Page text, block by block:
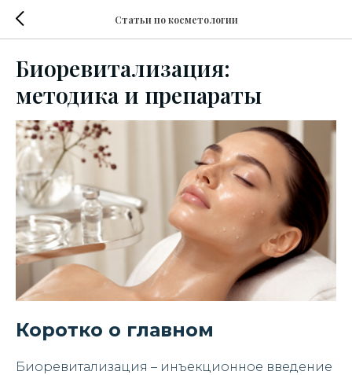
Статьи по косметологии
Биоревитализация:
методика и препараты
Коротко о главном
Биоревитализация – инъекционное введение